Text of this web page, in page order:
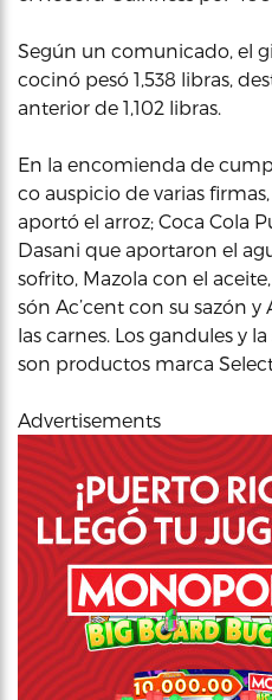
Según un comunicado, el
cocinó pesó 1,538 libras,
anterior de 1,102 libras.
En la encomienda de
co auspicio de varias
aportó el arroz; Coca Cola
Dasani que aportaron el
sofrito, Mazola con el
són Ac’cent con su sazón
las carnes. Los gandules y
son productos marca
Advertisements